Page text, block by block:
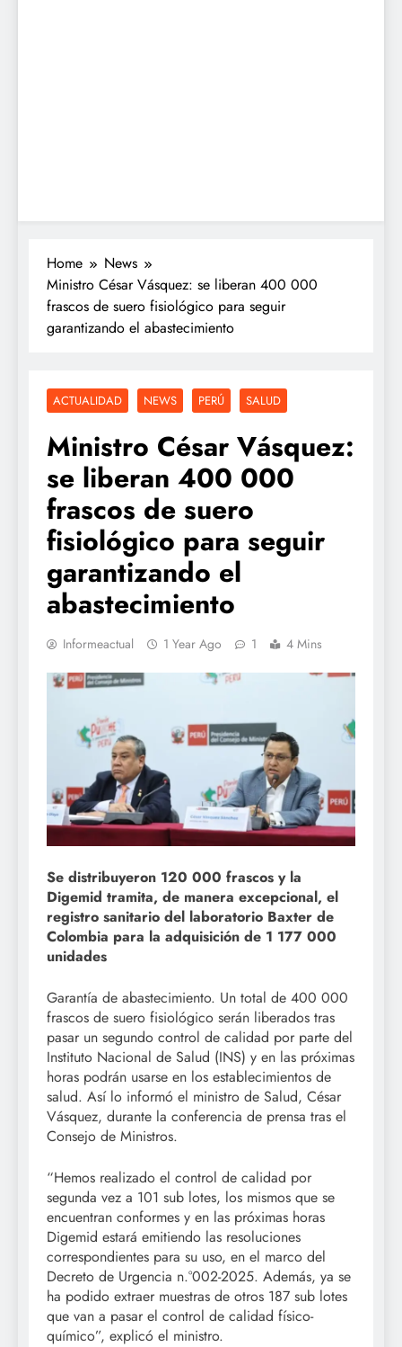
Home
News
Ministro César Vásquez: se liberan 400 000
frascos de suero fisiológico para seguir
garantizando el abastecimiento
ACTUALIDAD NEWS PERÚ SALUD
Ministro César Vásquez:
se liberan 400 000
frascos de suero
fisiológico para seguir
garantizando el
abastecimiento
Informeactual 1 Year Ago 1 4 Mins
Se distribuyeron 120 000 frascos y la
Digemid tramita, de manera excepcional, el
registro sanitario del laboratorio Baxter de
Colombia para la adquisición de 1 177 000
unidades
Garantía de abastecimiento. Un total de 400 000
frascos de suero fisiológico serán liberados tras
pasar un segundo control de calidad por parte del
Instituto Nacional de Salud (INS) y en las próximas
horas podrán usarse en los establecimientos de
salud. Así lo informó el ministro de Salud, César
Vásquez, durante la conferencia de prensa tras el
Consejo de Ministros.
“Hemos realizado el control de calidad por
segunda vez a 101 sub lotes, los mismos que se
encuentran conformes y en las próximas horas
Digemid estará emitiendo las resoluciones
correspondientes para su uso, en el marco del
Decreto de Urgencia n.°002-2025. Además, ya se
ha podido extraer muestras de otros 187 sub lotes
que van a pasar el control de calidad físico-
químico”, explicó el ministro.